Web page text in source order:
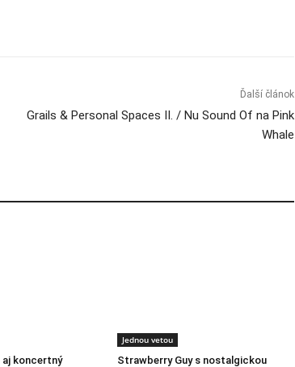
Ďalší článok
Grails & Personal Spaces II. / Nu Sound Of na Pink
Whale
aj koncertný
Jednou vetou
Strawberry Guy s nostalgickou